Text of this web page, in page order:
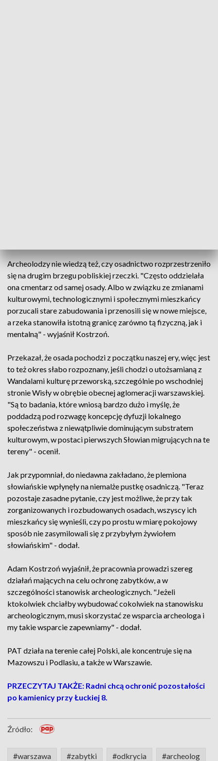
Archeolodzy nie wiedzą też, czy osadnictwo rozprzestrzeniło
się na drugim brzegu pobliskiej rzeczki. "Często oddzielała
ona cmentarz od samej osady. Albo w związku ze zmianami
kulturowymi, technologicznymi i społecznymi mieszkańcy
porzucali stare zabudowania i przenosili się w nowe miejsce,
a rzeka stanowiła istotną granicę zarówno tą fizyczną, jak i
mentalną" - wyjaśnił Kostrzoń.
Przekazał, że osada pochodzi z początku naszej ery, więc jest
to też okres słabo rozpoznany, jeśli chodzi o utożsamianą z
Wandalami kulturę przeworską, szczególnie po wschodniej
stronie Wisły w obrębie obecnej aglomeracji warszawskiej.
"Są to badania, które wniosą bardzo dużo i myślę, że
poddadzą pod rozwagę koncepcję dyfuzji lokalnego
społeczeństwa z niewątpliwie dominującym substratem
kulturowym, w postaci pierwszych Słowian migrujących na te
tereny" - ocenił.
Jak przypomniał, do niedawna zakładano, że plemiona
słowiańskie wpłynęły na niemalże pustkę osadniczą. "Teraz
pozostaje zasadne pytanie, czy jest możliwe, że przy tak
zorganizowanych i rozbudowanych osadach, wszyscy ich
mieszkańcy się wynieśli, czy po prostu w miarę pokojowy
sposób nie zasymilowali się z przybyłym żywiołem
słowiańskim" - dodał.
Adam Kostrzoń wyjaśnił, że pracownia prowadzi szereg
działań mających na celu ochronę zabytków, a w
szczególności stanowisk archeologicznych. "Jeżeli
ktokolwiek chciałby wybudować cokolwiek na stanowisku
archeologicznym, musi skorzystać ze wsparcia archeologa i
my takie wsparcie zapewniamy" - dodał.
PAT działa na terenie całej Polski, ale koncentruje się na
Mazowszu i Podlasiu, a także w Warszawie.
PRZECZYTAJ TAKŻE: Radni chcą ochronić pozostałości
po kamienicy przy Łuckiej 8.
Źródło:
#warszawa #zabytki #odkrycia #archeolog